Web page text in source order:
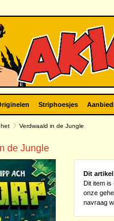
Striphoesjes
Verdwaald in de Jungle
de Jungle
Dit
Dit item is
onze
navraag